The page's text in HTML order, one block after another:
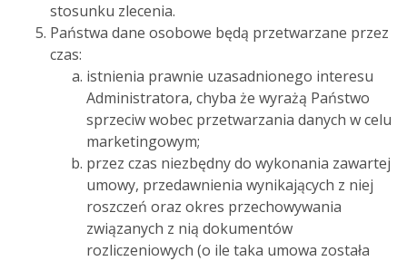
stosunku zlecenia.
Państwa dane osobowe będą przetwarzane przez
czas:
istnienia prawnie uzasadnionego interesu
Administratora, chyba że wyrażą Państwo
sprzeciw wobec przetwarzania danych w celu
marketingowym;
przez czas niezbędny do wykonania zawartej
umowy, przedawnienia wynikających z niej
roszczeń oraz okres przechowywania
związanych z nią dokumentów
rozliczeniowych (o ile taka umowa została